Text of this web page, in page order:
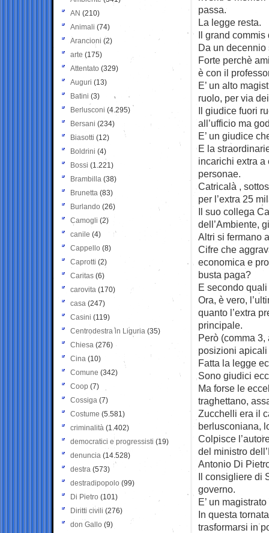
passa.
La legge resta.
Il grand
Da un decennio
Forte perchè
è con il
E’ un alto
ruolo, per via
Il giudice fuori
all’ufficio ma
E’ un giudice
E la
incarichi extra a
personae.
Catricalà ,
per l’extra 25
Il suo collega
dell’Ambiente,
Altri si fermano
Cifre che
economica e
busta paga?
E secondo
Ora, è vero,
quanto l’extra
principale.
Però (comma 3,
posizioni
Fatta la legge
Sono giudici
Ma forse le
traghettano,
Zucchelli era il
berlusconiana,
Colpisce
del ministro
Antonio Di
Il consigliere di
governo.
E’ un
In questa
trasformarsi in
AN (210)
Animali (74)
Arancioni (2)
arte (175)
Attentato (329)
Auguri (13)
Batini (3)
Berlusconi (4.295)
Bersani (234)
Biasotti (12)
Boldrini (4)
Bossi (1.221)
Brambilla (38)
Brunetta (83)
Burlando (26)
Camogli (2)
canile (4)
Cappello (8)
Caprotti (2)
Caritas (6)
carovita (170)
casa (247)
Casini (119)
Centrodestra in Liguria (35)
Chiesa (276)
Cina (10)
Comune (342)
Coop (7)
Cossiga (7)
Costume (5.581)
criminalità (1.402)
democratici e progressisti (19)
denuncia (14.528)
destra (573)
destradipopolo (99)
Di Pietro (101)
Diritti civili (276)
don Gallo (9)